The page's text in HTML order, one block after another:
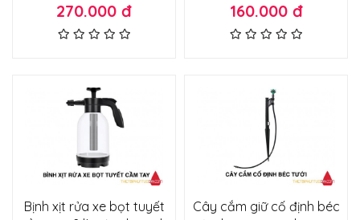
chuyên dụng lắp bơm đôi
mini 12v
270.000 đ 160.000 đ
Bịnh xịt rửa xe bọt tuyết
Cây cắm giữ cố định béc